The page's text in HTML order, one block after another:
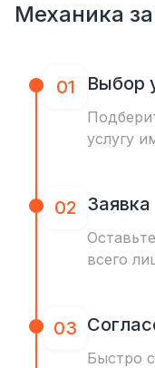
Механика
01 Выбор
услугу
02 Заявка
всего
03
Быстро